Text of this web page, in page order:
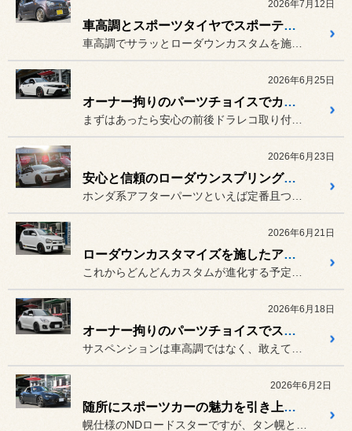
2026年7月12日
車高調とスポーツタイヤでスポーティーにローダウンカスタマイズしたアルト（HA36S）
2026年6月25日
オーナー拘りのパーツチョイスでカスタマイズされたホットハッチ シビックTYPE R（FL5）
2026年6月23日
安心と信頼のローダウンスプリングでローダウンを施したシビックTYPE-R（FL5）
2026年6月21日
ローダウンカスタマイズを施したアルトワークス（HA36S）
2026年6月18日
オーナー拘りのパーツチョイスでストリートでの走行フィールを中心にカスタマイズしたスイフトスポーツ（ZC33S）
2026年6月2日
随所にスポーツカーの魅力を引き上げるパーツを装着したロードスター（ND5RE）